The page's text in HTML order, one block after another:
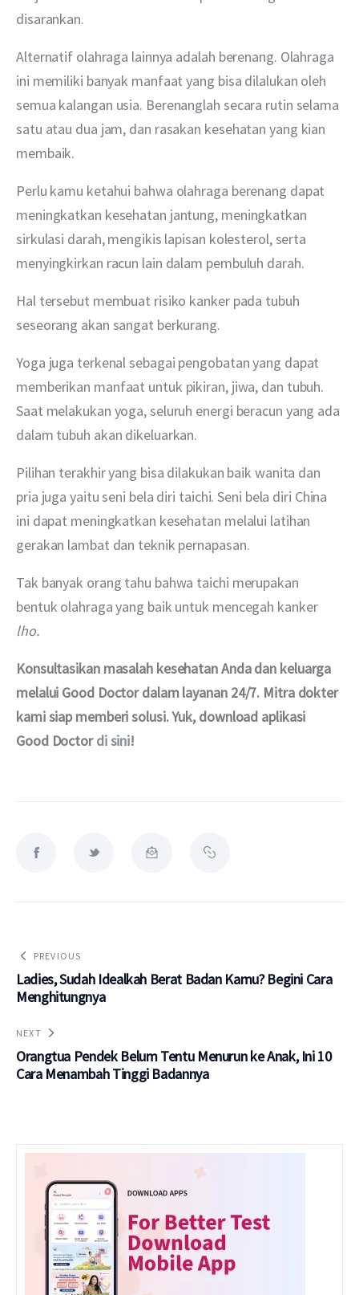
disarankan.
Alternatif olahraga lainnya adalah berenang. Olahraga
ini memiliki banyak manfaat yang bisa dilalukan oleh
semua kalangan usia. Berenanglah secara rutin selama
satu atau dua jam, dan rasakan kesehatan yang kian
membaik.
Perlu kamu ketahui bahwa olahraga berenang dapat
meningkatkan kesehatan jantung, meningkatkan
sirkulasi darah, mengikis lapisan kolesterol, serta
menyingkirkan racun lain dalam pembuluh darah.
Hal tersebut membuat risiko kanker pada tubuh
seseorang akan sangat berkurang.
Yoga juga terkenal sebagai pengobatan yang dapat
memberikan manfaat untuk pikiran, jiwa, dan tubuh.
Saat melakukan yoga, seluruh energi beracun yang ada
dalam tubuh akan dikeluarkan.
Pilihan terakhir yang bisa dilakukan baik wanita dan
pria juga yaitu seni bela diri taichi. Seni bela diri China
ini dapat meningkatkan kesehatan melalui latihan
gerakan lambat dan teknik pernapasan.
Tak banyak orang tahu bahwa taichi merupakan
bentuk olahraga yang baik untuk mencegah kanker
lho.
Konsultasikan masalah kesehatan Anda dan keluarga
melalui Good Doctor dalam layanan 24/7. Mitra dokter
kami siap memberi solusi. Yuk, download aplikasi
Good Doctor di sini!
PREVIOUS
Ladies, Sudah Idealkah Berat Badan Kamu? Begini Cara
Menghitungnya
NEXT
Orangtua Pendek Belum Tentu Menurun ke Anak, Ini 10
Cara Menambah Tinggi Badannya